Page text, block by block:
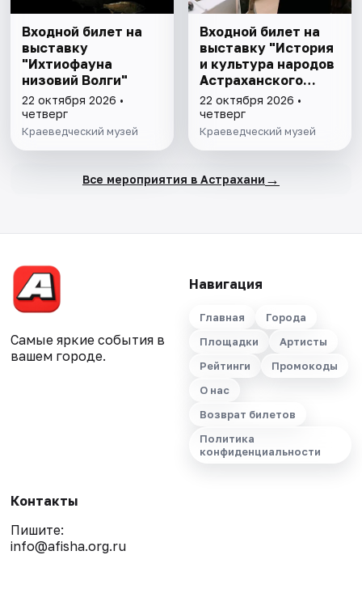
Входной билет на
выставку
"Ихтиофауна
низовий Волги"
22 октября 2026 •
четверг
Краеведческий музей
Входной билет на
выставку "История
и культура народов
Астраханского
края"
22 октября 2026 •
четверг
Краеведческий музей
Все мероприятия в Астрахани →
Самые яркие события в
вашем городе.
Навигация
Главная
Города
Площадки
Артисты
Рейтинги
Промокоды
О нас
Возврат билетов
Политика
конфиденциальности
Контакты
Пишите:
info@afisha.org.ru